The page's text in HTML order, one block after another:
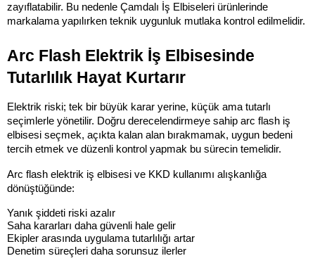
zayıflatabilir. Bu nedenle Çamdalı İş Elbiseleri ürünlerinde
markalama yapılırken teknik uygunluk mutlaka kontrol edilmelidir.
Arc Flash Elektrik İş Elbisesinde
Tutarlılık Hayat Kurtarır
Elektrik riski; tek bir büyük karar yerine, küçük ama tutarlı
seçimlerle yönetilir. Doğru derecelendirmeye sahip arc flash iş
elbisesi seçmek, açıkta kalan alan bırakmamak, uygun bedeni
tercih etmek ve düzenli kontrol yapmak bu sürecin temelidir.
Arc flash elektrik iş elbisesi ve KKD kullanımı alışkanlığa
dönüştüğünde:
Yanık şiddeti riski azalır
Saha kararları daha güvenli hale gelir
Ekipler arasında uygulama tutarlılığı artar
Denetim süreçleri daha sorunsuz ilerler